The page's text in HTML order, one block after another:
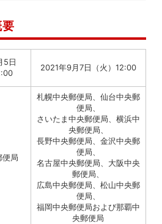
5日
2021年9月7日（火）12:00
便局
札幌中央郵便局、仙台中央郵
便局、
さいたま中央郵便局、横浜中
央郵便局、
長野中央郵便局、金沢中央郵
便局、
名古屋中央郵便局、大阪中央
郵便局、
広島中央郵便局、松山中央郵
便局、
福岡中央郵便局および那覇中
央郵便局